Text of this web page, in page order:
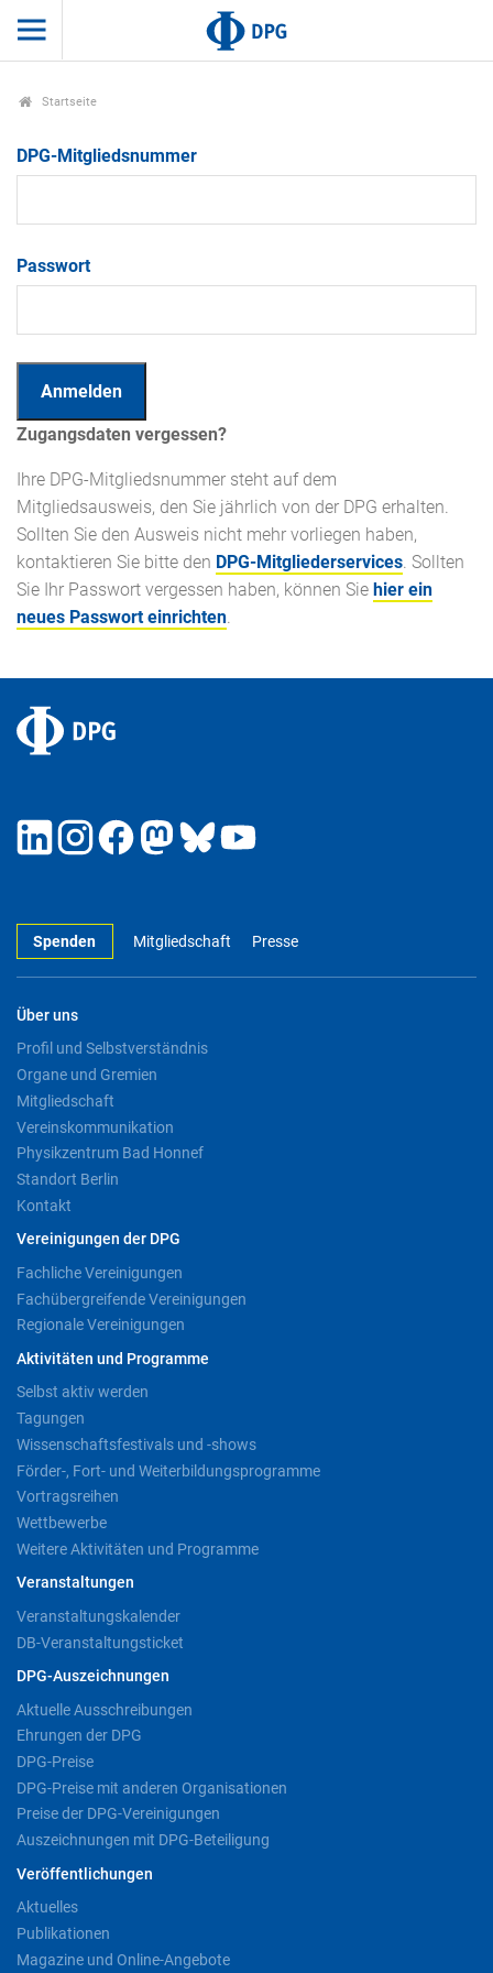
Startseite
DPG-Mitgliedsnummer
Passwort
Zugangsdaten vergessen?
Ihre DPG-Mitgliedsnummer steht auf dem
Mitgliedsausweis, den Sie jährlich von der DPG erhalten.
Sollten Sie den Ausweis nicht mehr vorliegen haben,
kontaktieren Sie bitte den DPG-Mitgliederservices . Sollten
Sie Ihr Passwort vergessen haben, können Sie hier ein
neues Passwort einrichten
Spenden Mitgliedschaft Presse
Über uns
Profil und Selbstverständnis
Organe und Gremien
Mitgliedschaft
Vereinskommunikation
Physikzentrum Bad Honnef
Standort Berlin
Kontakt
Vereinigungen der DPG
Fachliche Vereinigungen
Fachübergreifende Vereinigungen
Regionale Vereinigungen
Aktivitäten und Programme
Selbst aktiv werden
Tagungen
Wissenschaftsfestivals und -shows
Förder-, Fort- und Weiterbildungsprogramme
Vortragsreihen
Wettbewerbe
Weitere Aktivitäten und Programme
Veranstaltungen
Veranstaltungskalender
DB-Veranstaltungsticket
DPG-Auszeichnungen
Aktuelle Ausschreibungen
Ehrungen der DPG
DPG-Preise
DPG-Preise mit anderen Organisationen
Preise der DPG-Vereinigungen
Auszeichnungen mit DPG-Beteiligung
Veröffentlichungen
Aktuelles
Publikationen
Magazine und Online-Angebote